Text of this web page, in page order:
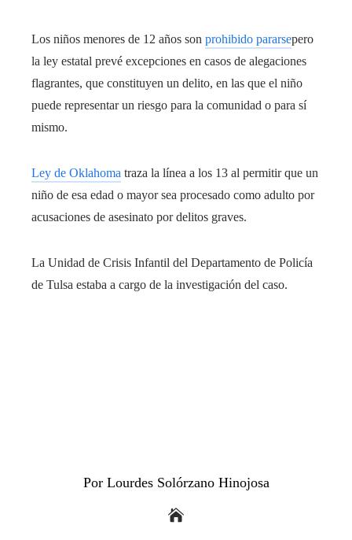
Los niños menores de 12 años son prohibido pararsepero
la ley estatal prevé excepciones en casos de alegaciones
flagrantes, que constituyen un delito, en las que el niño
puede representar un riesgo para la comunidad o para sí
mismo.
Ley de Oklahoma traza la línea a los 13 al permitir que un
niño de esa edad o mayor sea procesado como adulto por
acusaciones de asesinato por delitos graves.
La Unidad de Crisis Infantil del Departamento de Policía
de Tulsa estaba a cargo de la investigación del caso.
Por Lourdes Solórzano Hinojosa